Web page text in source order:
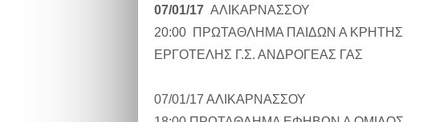
07/01/17 ΑΛΙΚΑΡΝΑΣΣΟΥ
20:00 ΠΡΩΤΑΘΛΗΜΑ ΠΑΙΔΩΝ Α ΚΡΗΤΗΣ
ΕΡΓΟΤΕΛΗΣ Γ.Σ. ΑΝΔΡΟΓΕΑΣ ΓΑΣ
07/01/17 ΑΛΙΚΑΡΝΑΣΣΟΥ